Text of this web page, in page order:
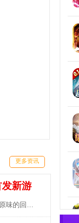
更多资讯
发新游